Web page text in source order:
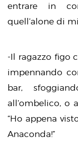
entrare in
quell’alone di
-Il ragazzo figo
impennando
bar,
all’ombelico, o
“Ho appena
Anaconda!”